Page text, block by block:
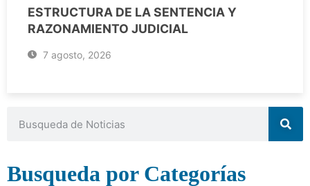
ESTRUCTURA DE LA SENTENCIA Y
RAZONAMIENTO JUDICIAL
7 agosto, 2026
Busqueda por Categorías